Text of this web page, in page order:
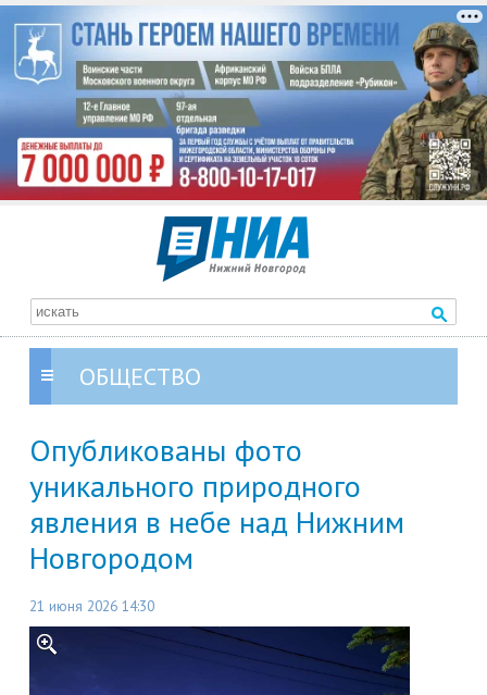
ОБЩЕСТВО
Опубликованы фото
уникального природного
явления в небе над Нижним
Новгородом
21 июня 2026 14:30